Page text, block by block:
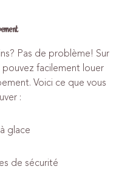
Pas de problème! Sur
pouvez facilement louer
Voici ce que vous
:
glace
de sécurité